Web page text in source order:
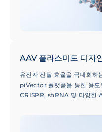
AAV 플라스미드 디자
유전자 전달 효율을 극대화
piVector 플랫폼을 통한 용도
CRISPR, shRNA 및 다양한